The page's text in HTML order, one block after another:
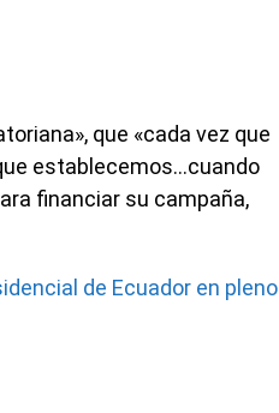
que «cada vez que
establecemos…cuando
financiar su campaña,
de Ecuador en pleno